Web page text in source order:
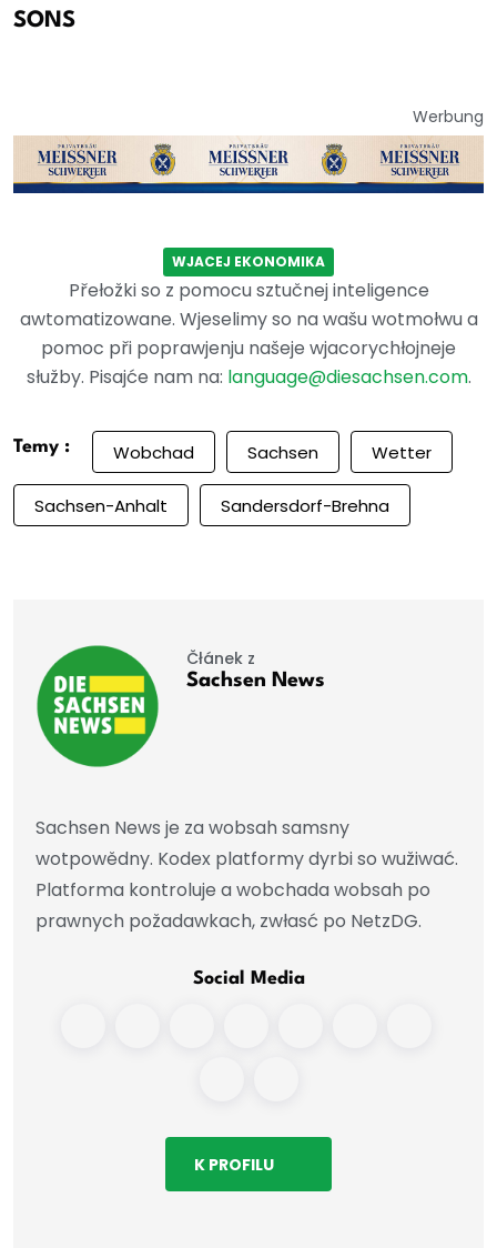
SONS
Werbung
WJACEJ EKONOMIKA
Přełožki so z pomocu sztučnej inteligence
awtomatizowane. Wjeselimy so na wašu wotmołwu a
pomoc při poprawjenju našeje wjacorychłojneje
słužby. Pisajće nam na: language@diesachsen.com.
Temy : Wobchad Sachsen Wetter
Sachsen-Anhalt Sandersdorf-Brehna
Čłánek z
Sachsen News
Sachsen News je za wobsah samsny
wotpowědny. Kodex platformy dyrbi so wužiwać.
Platforma kontroluje a wobchada wobsah po
prawnych požadawkach, zwłasć po NetzDG.
Social Media
K PROFILU